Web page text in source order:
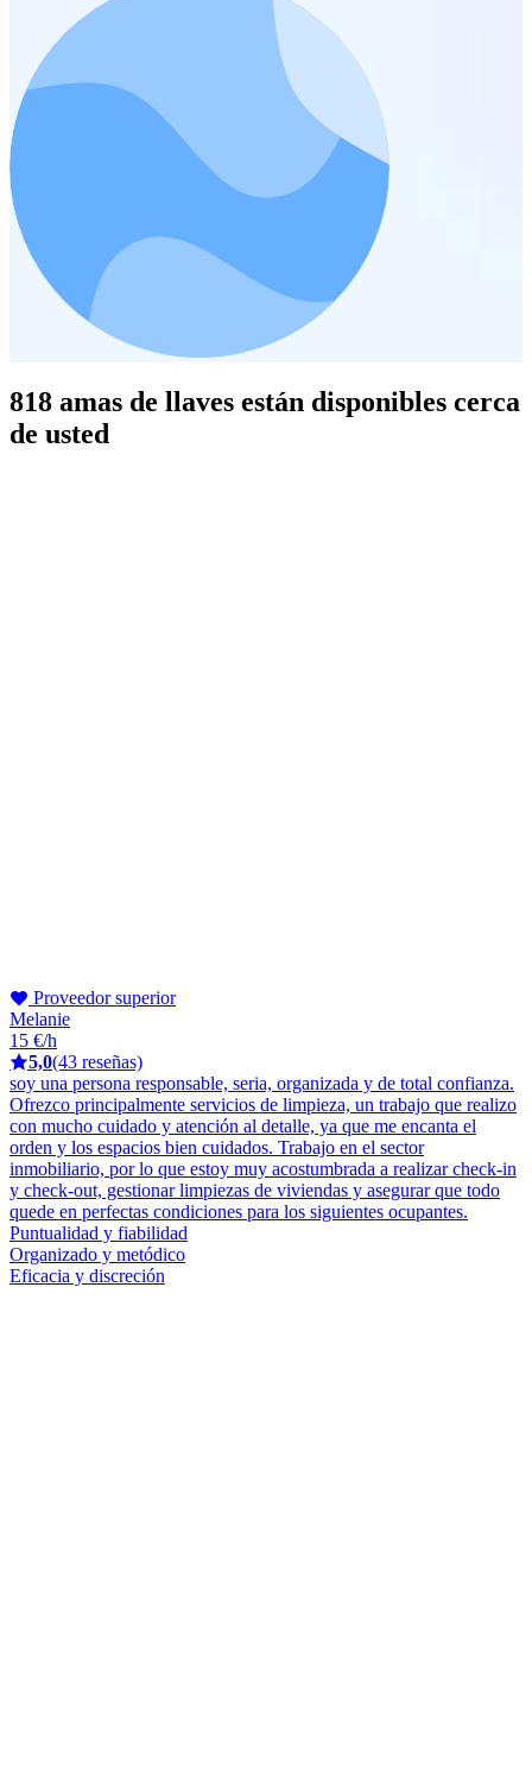
818 amas de llaves están disponibles cerca
de usted
Proveedor superior
Melanie
15 €/h
5,0(43 reseñas)
soy una persona responsable, seria, organizada y de total confianza.
Ofrezco principalmente servicios de limpieza, un trabajo que realizo
con mucho cuidado y atención al detalle, ya que me encanta el
orden y los espacios bien cuidados. Trabajo en el sector
inmobiliario, por lo que estoy muy acostumbrada a realizar check-in
y check-out, gestionar limpiezas de viviendas y asegurar que todo
quede en perfectas condiciones para los siguientes ocupantes.
Puntualidad y fiabilidad
Organizado y metódico
Eficacia y discreción